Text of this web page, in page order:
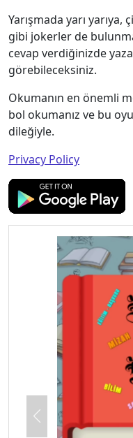
Yarışmada yarı
gibi jokerler de
cevap verdiğinizde
görebileceksiniz.
Okumanın en önemli
bol okumanız ve bu
dileğiyle.
Privacy Policy